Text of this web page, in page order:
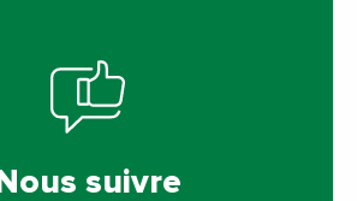
Nous suivre